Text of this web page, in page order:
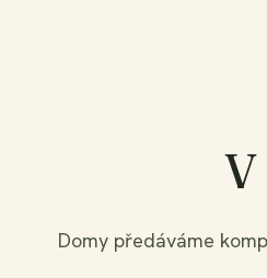
V
Domy předáváme